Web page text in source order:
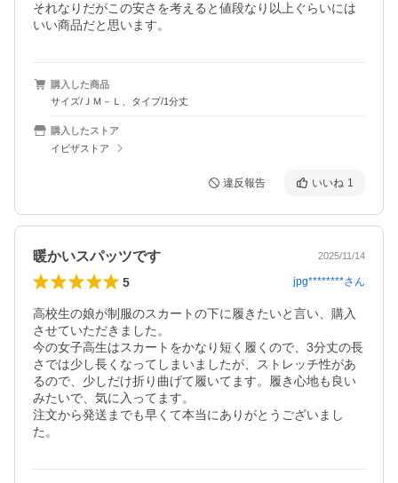
それなりだがこの安さを考えると値段なり以上ぐらいには
いい商品だと思います。
購入した商品
サイズ/ＪＭ－Ｌ、タイプ/1分丈
購入したストア
イビザストア
違反報告 いいね 1
暖かいスパッツです 2025/11/14
5 jpg********さん
高校生の娘が制服のスカートの下に履きたいと言い、購入
させていただきました。
今の女子高生はスカートをかなり短く履くので、3分丈の長
さでは少し長くなってしまいましたが、ストレッチ性があ
るので、少しだけ折り曲げて履いてます。履き心地も良い
みたいで、気に入ってます。
注文から発送までも早くて本当にありがとうございまし
た。